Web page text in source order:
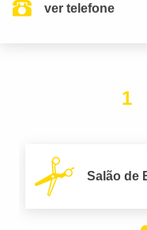
ver telefone
1
Salão de